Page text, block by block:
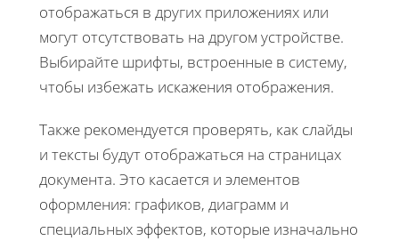
отображаться в других приложениях или
могут отсутствовать на другом устройстве.
Выбирайте шрифты, встроенные в систему,
чтобы избежать искажения отображения.
Также рекомендуется проверять, как слайды
и тексты будут отображаться на страницах
документа. Это касается и элементов
оформления: графиков, диаграмм и
специальных эффектов, которые изначально